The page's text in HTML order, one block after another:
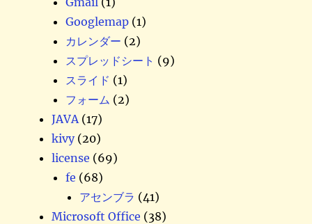
Googlemap (1)
カレンダー (2)
スプレッドシート (9)
スライド (1)
フォーム (2)
JAVA(17)
kivy(20)
license (69)
fe (68)
アセンブラ (41)
Microsoft Office (38)